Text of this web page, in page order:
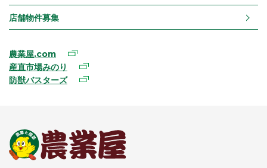
店舗物件募集
農業屋.com
産直市場みのり
防獣バスターズ